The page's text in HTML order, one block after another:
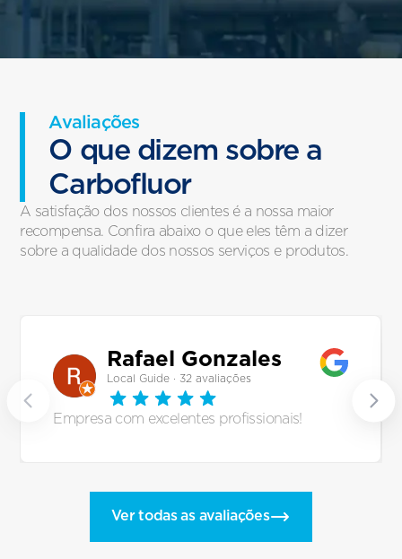
Avaliações
O que dizem sobre a
Carbofluor
A satisfação dos nossos clientes é a nossa maior
recompensa. Confira abaixo o que eles têm a dizer
sobre a qualidade dos nossos serviços e produtos.
Rafael Gonzales
Local Guide · 32 avaliações
Empresa com excelentes profissionais!
Ver todas as avaliações